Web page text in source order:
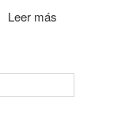
Leer más